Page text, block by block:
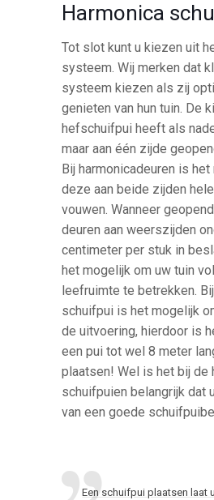
Harmonica
Tot slot kunt u kiezen uit
systeem. Wij merken dat
systeem kiezen als zij
genieten van hun tuin. De
hefschuifpui heeft als
maar aan één zijde
Bij harmonicadeuren is
deze aan beide zijden
vouwen. Wanneer
deuren aan weerszijden
centimeter per stuk in
het mogelijk om uw tuin
leefruimte te betrekken.
schuifpui is het mogelijk
de uitvoering, hierdoor is
een pui tot wel 8 meter
plaatsen! Wel is het bij de
schuifpuien belangrijk dat
van een goede
Een schuifpui plaatsen laat